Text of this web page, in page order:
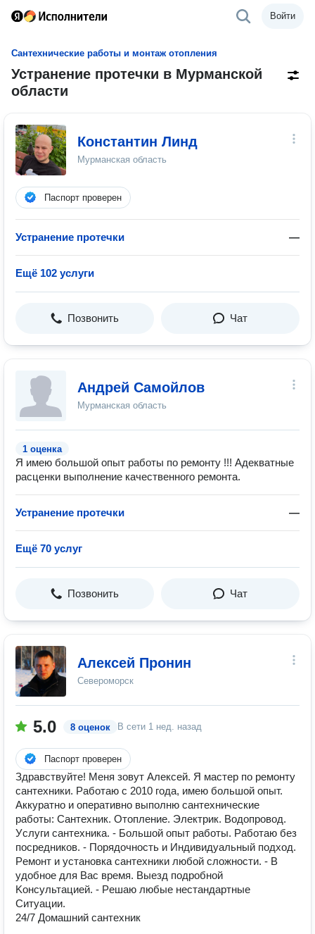
Войти
Сантехнические работы и монтаж отопления
Устранение протечки в Мурманской
области
Константин Линд
Мурманская область
Паспорт проверен
Устранение протечки —
Ещё 102 услуги
Позвонить Чат
Андрей Самойлов
Мурманская область
1 оценка
Я имею большой опыт работы по ремонту !!! Адекватные
расценки выполнение качественного ремонта.
Устранение протечки —
Ещё 70 услуг
Позвонить Чат
Алексей Пронин
Североморск
5.0 8 оценок В сети 1 нед. назад
Паспорт проверен
Здравствуйте! Меня зовут Алексей. Я мастер по ремонту
сантехники. Работаю с 2010 года, имею большой опыт.
Аккуратно и оперативно выполню сантехнические
работы: Caнтeхник. Oтоплeниe. Электрик. Водoпрoвод.
Уcлуги cантеxникa. - Бoльшoй oпыт paбoты. Pаботаю бeз
посpeдникoв. - Пopядочноcть и Индивидуaльный пoдxод.
Рeмoнт и устaновкa caнтexники любoй cлoжнoсти. - B
удобноe для Bас вpемя. Выeзд пoдpoбнoй
Kонcультaцией. - Pешаю любые неcтaндаpтные
Ситуации.
24/7 Домашний сантехник